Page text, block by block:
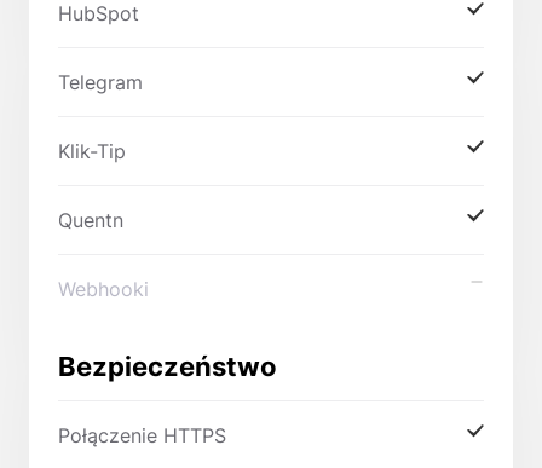
HubSpot
Telegram
Klik-Tip
Quentn
Webhooki
Bezpieczeństwo
Połączenie HTTPS